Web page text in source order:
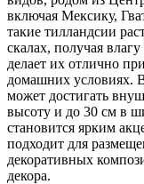
включая Мексику,
такие тилландсии
скалах, получая
делает их отлично
домашних условиях.
может достигать
высоту и до 30 см в
становится ярким
подходит для
декоративных
декора.